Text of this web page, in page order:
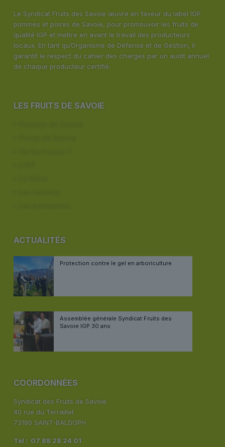
Le Syndicat Fruits des Savoie œuvre en faveur du label IGP
pommes et poires de Savoie, pour promouvoir les fruits de
qualité IGP et mettre en avant le travail des producteurs
locaux. En tant qu’Organisme de Défense et de Gestion, il
garantit le respect du cahier des charges par un audit annuel
de chaque producteur certifié.
LES FRUITS DE SAVOIE
ACTUALITÉS
Protection contre le gel en arboriculture
Assemblée générale Syndicat Fruits des
Savoie IGP 30 ans
COORDONNÉES
Syndicat des Fruits de Savoie
40 rue du Terraillet
73190 SAINT-BALDOPH
Tel : 07 88 28 24 01